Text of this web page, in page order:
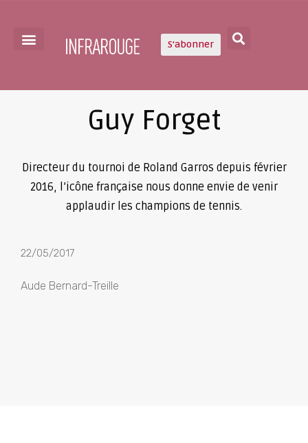
S'abonner
Guy Forget
Directeur du tournoi de Roland Garros depuis février
2016, l’icône française nous donne envie de venir
applaudir les champions de tennis.
22/05/2017
Aude Bernard-Treille